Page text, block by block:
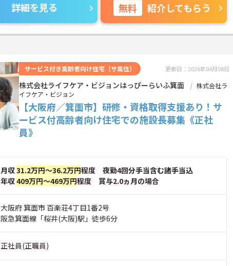
詳細を見る 無料 紹介してもらう
サービス付き高齢者向け住宅（サ高住） 更新日：2026年04月08日
株式会社ライフケア・ビジョンはっぴーらいふ箕面
株式会社ラ
イフケア・ビジョン
【大阪府／箕面市】研修・資格取得支援あり！サ
ービス付高齢者向け住宅での施設長募集《正社
員》
月収31.2万円～36.2万円程度 夜勤4回分手当含む諸手当込
年収409万円～469万円程度 賞与2.0ヵ月の場合
大阪府 箕面市 百楽荘4丁目1番2号
阪急箕面線「桜井(大阪)駅」徒歩6分
正社員(正職員)